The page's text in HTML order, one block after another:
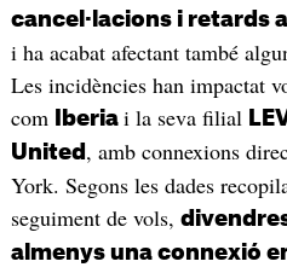
cancel·lacions i retards
i ha acabat afectant també
Les incidències han impactat
com
Iberia i la seva filial
United , amb connexions
York. Segons les dades
seguiment de vols,
almenys una connexió